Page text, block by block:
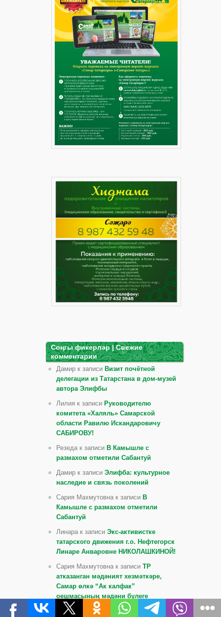
Соңгы фикерләр | Свежие
комментарии
Дамир к записи Визит почётной
делегации из Татарстана в дом-музей
автора Элифбы
Лилия к записи Руководителю
комитета «Халяль» Самарской
области Равилю Искандаровичу
САБИРОВУ!
Резеда к записи В Камышле с
размахом отметили Сабантуй
Дамир к записи Элифба: культурное
наследие и связь поколений
Сария Махмутовна к записи В
Камышле с размахом отметили
Сабантуй
Линара к записи Экс-активистке
татарского движения г.о. Нефтегорск
Линаре Анваровне НИКОЛАШКИНОЙ!
Сария Махмутовна к записи ТР
атказанган мәдәният хезмәткәре,
Самар өлкә “Ак калфак”
оешмасының мәдәни бүлеге
җитәкчесе, “Ялкынлы яшьлек” җыр,